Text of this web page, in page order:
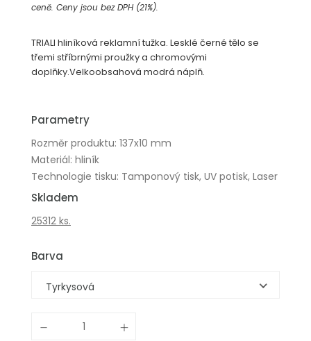
ceně. Ceny jsou bez DPH (21%).
TRIALI hliníková reklamní tužka. Lesklé černé tělo se
třemi stříbrnými proužky a chromovými
doplňky.Velkoobsahová modrá náplň.
Parametry
Rozměr produktu: 137x10 mm
Materiál: hliník
Technologie tisku: Tamponový tisk, UV potisk, Laser
Skladem
25312 ks.
Barva
Tyrkysová